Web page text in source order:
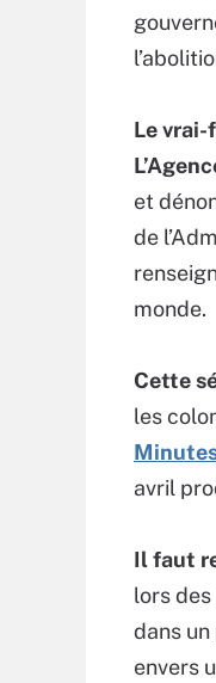
Le vrai-
et
de
monde.
Cette
les
avril
Il faut
lors
dans
envers